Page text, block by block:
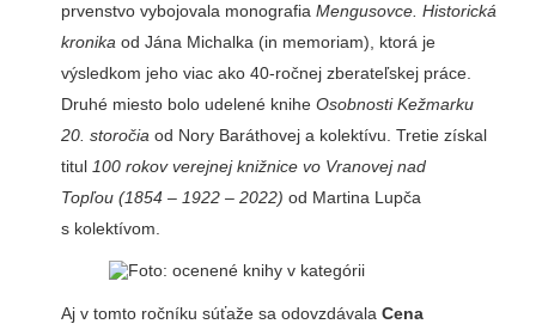
prvenstvo vybojovala monografia Mengusovce. Historická
kronika od Jána Michalka (in memoriam), ktorá je
výsledkom jeho viac ako 40-ročnej zberateľskej práce.
Druhé miesto bolo udelené knihe Osobnosti Kežmarku
20. storočia od Nory Baráthovej a kolektívu. Tretie získal
titul 100 rokov verejnej knižnice vo Vranovej nad
Topľou (1854 – 1922 – 2022) od Martina Lupča
s kolektívom.
Aj v tomto ročníku súťaže sa odovzdávala Cena